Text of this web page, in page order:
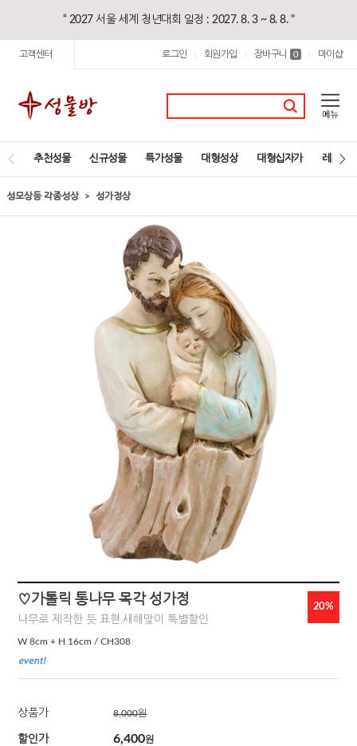
“ 2027 서울 세계 청년대회 일정 : 2027. 8. 3 ~ 8. 8. "
고객센터 로그인 회원가입 장바구니 0 마이샵
추천성물 신규성물 특가성물 대형성상 대형십자가 레지오
성모상등 각종성상 성가정상
♡가톨릭 통나무 목각 성가정
나무로 제작한 듯 표현,새해맞이 특별할인
W 8cm + H 16cm / CH308
20%
상품가 8,000원
할인가 6,400원